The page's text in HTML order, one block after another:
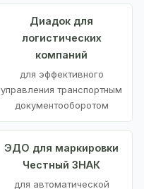
Диадок для
логистических
компаний
для эффективного
управления транспортным
документооборотом
ЭДО для маркировки
Честный ЗНАК
для автоматической